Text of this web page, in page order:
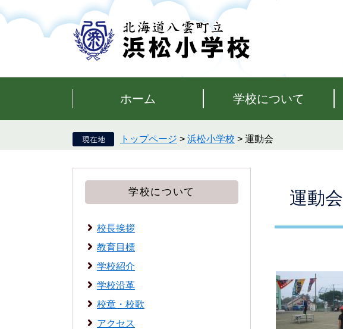
ー
で
ニ
ば
本
ホーム 学校について
トップページ > 浜松小学校 > 運動会
運動会
学校について
校長挨拶
教育目標
学校紹介
学校沿革
校章・校歌
アクセス